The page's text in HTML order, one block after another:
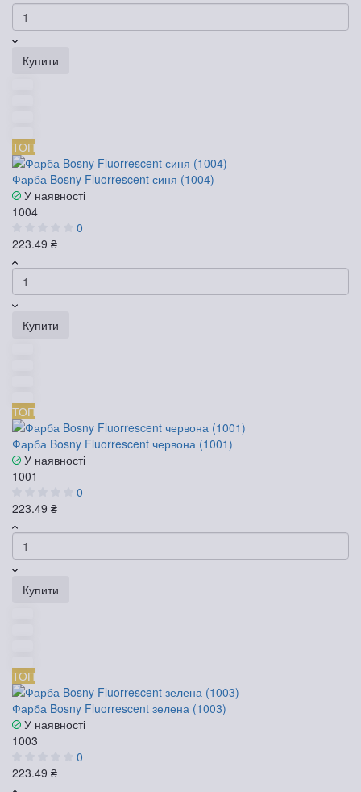
Купити
ТОП
Фарба Bosny Fluorrescent синя (1004)
У наявності
1004
0
223.49 ₴
Купити
ТОП
Фарба Bosny Fluorrescent червона (1001)
У наявності
1001
0
223.49 ₴
Купити
ТОП
Фарба Bosny Fluorrescent зелена (1003)
У наявності
1003
0
223.49 ₴